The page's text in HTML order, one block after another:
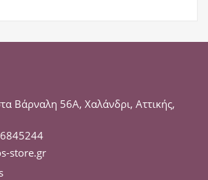
Βάρναλη 56Α, Χαλάνδρι, Αττικής,
store.gr